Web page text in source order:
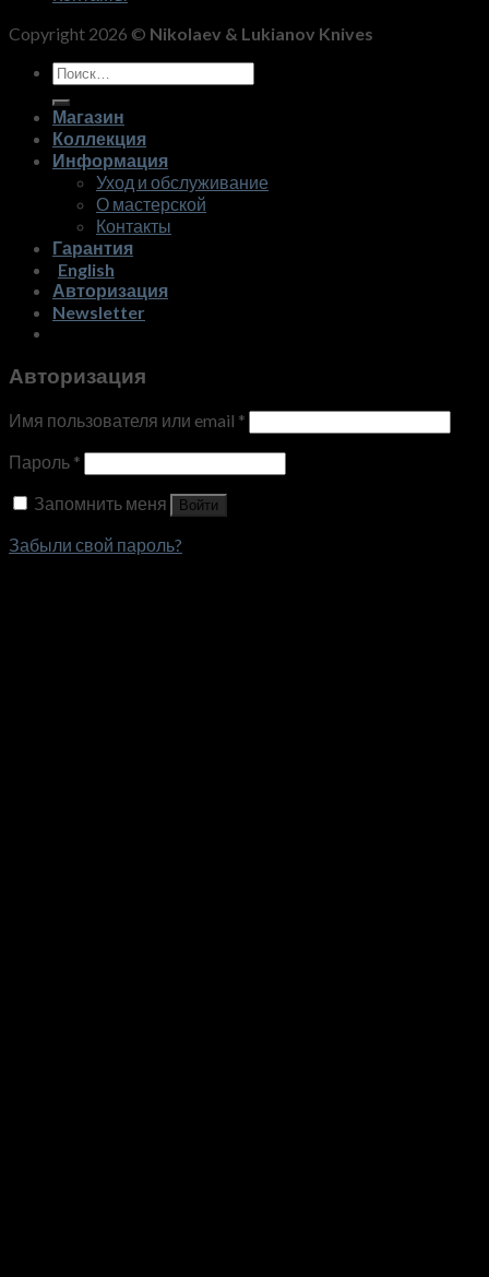
Copyright 2026 © Nikolaev & Lukianov Knives
Искать:
Магазин
Коллекция
Информация
Уход и обслуживание
О мастерской
Контакты
Гарантия
English
Авторизация
Newsletter
Авторизация
Имя пользователя или email *
Пароль *
Запомнить меня
Войти
Забыли свой пароль?